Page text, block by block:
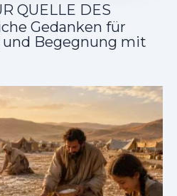
QUELLE DES
Gedanken für
Begegnung mit